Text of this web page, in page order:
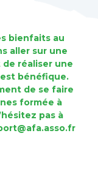
bienfaits au
aller sur une
réaliser une
bénéfique.
de se faire
formée à
pas à